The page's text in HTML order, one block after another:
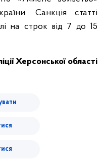
Санкція статті
на строк від 7 до 15
Херсонської області